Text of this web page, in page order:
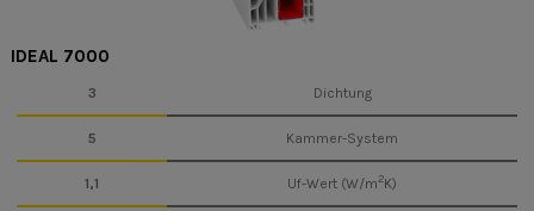
IDEAL 7000
3 Dichtung
5 Kammer-System
1,1 Uf-Wert (W/m2K)